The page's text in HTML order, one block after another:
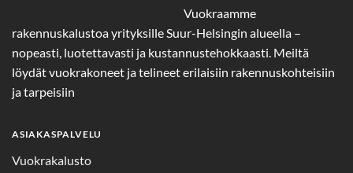
Vuokraamme
rakennuskalustoa yrityksille Suur-Helsingin alueella –
nopeasti, luotettavasti ja kustannustehokkaasti. Meiltä
löydät vuokrakoneet ja telineet erilaisiin rakennuskohteisiin
ja tarpeisiin
ASIAKASPALVELU
Vuokrakalusto